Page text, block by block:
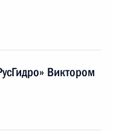
Виктором